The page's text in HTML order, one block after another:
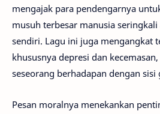
mengajak para pendengarnya
musuh terbesar manusia
sendiri. Lagu ini juga mengangkat
khususnya depresi dan
seseorang berhadapan dengan
Pesan moralnya menekankan